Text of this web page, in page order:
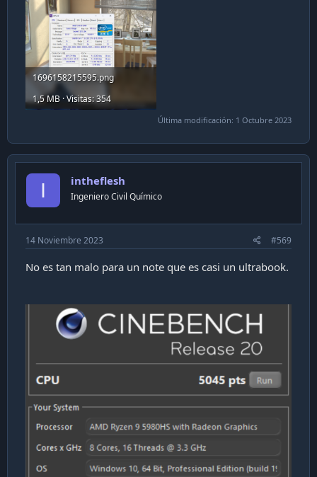
1696158215595.png
1,5 MB · Visitas: 354
Última modificación: 1 Octubre 2023
I intheflesh
Ingeniero Civil Químico
14 Noviembre 2023 #569
No es tan malo para un note que es casi un ultrabook.